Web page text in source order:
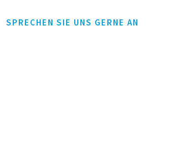
SPRECHEN SIE UNS GERNE AN